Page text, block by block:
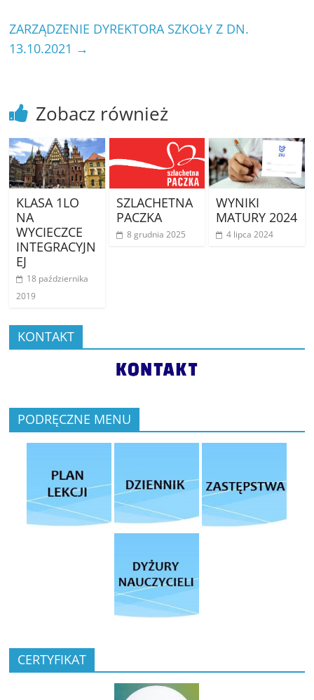
ZARZĄDZENIE DYREKTORA SZKOŁY Z DN.
13.10.2021 →
Zobacz również
KLASA 1LO
NA
WYCIECZCE
INTEGRACYJN
EJ
18 października
2019
SZLACHETNA
PACZKA
8 grudnia 2025
WYNIKI
MATURY 2024
4 lipca 2024
KONTAKT
PODRĘCZNE MENU
CERTYFIKAT